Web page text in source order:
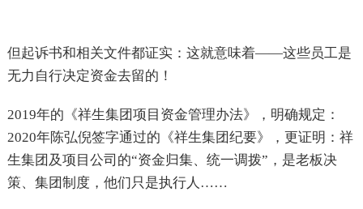
但起诉书和相关文件都证实：这就意味着——这些员工是
无力自行决定资金去留的！
2019年的《祥生集团项目资金管理办法》，明确规定：
2020年陈弘倪签字通过的《祥生集团纪要》，更证明：祥
生集团及项目公司的“资金归集、统一调拨”，是老板决
策、集团制度，他们只是执行人……